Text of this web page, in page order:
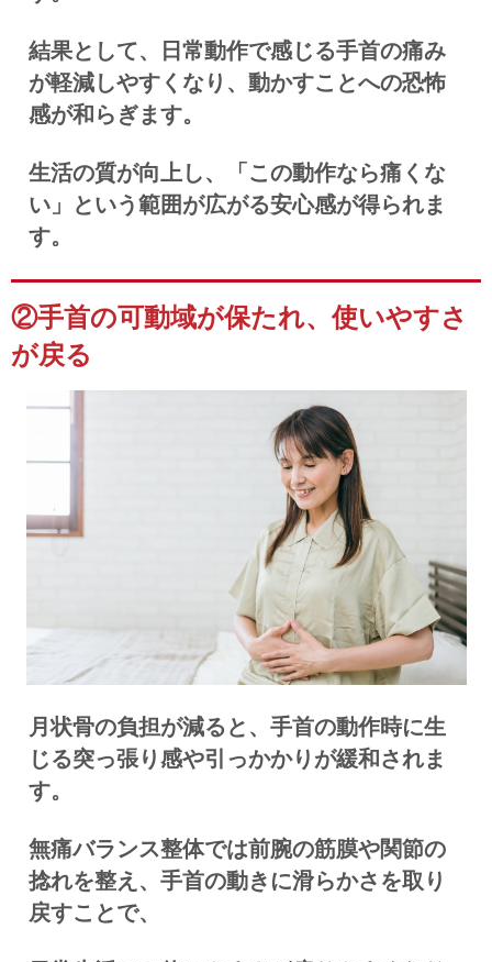
結果として、日常動作で感じる手首の痛み
が軽減しやすくなり、動かすことへの恐怖
感が和らぎます。
生活の質が向上し、「この動作なら痛くな
い」という範囲が広がる安心感が得られま
す。
②手首の可動域が保たれ、使いやすさ
が戻る
月状骨の負担が減ると、手首の動作時に生
じる突っ張り感や引っかかりが緩和されま
す。
無痛バランス整体では前腕の筋膜や関節の
捻れを整え、手首の動きに滑らかさを取り
戻すことで、